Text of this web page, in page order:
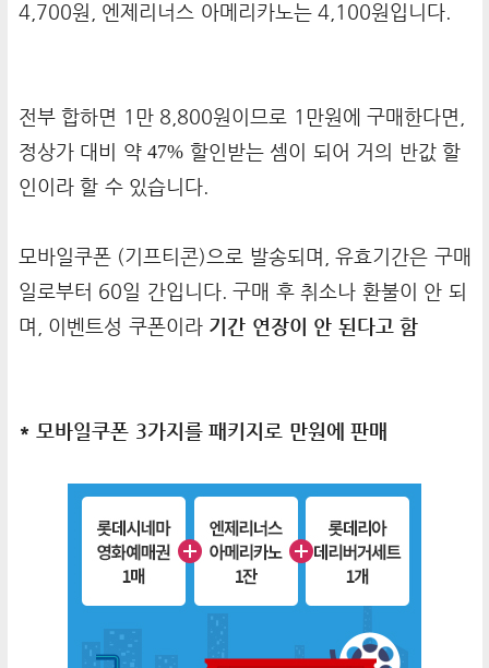
4,700원, 엔제리너스 아메리카노는 4,100원입니다.
전부 합하면 1만 8,800원이므로 1만원에 구매한다면,
정상가 대비 약47% 할인받는 셈이 되어 거의 반값 할
인이라 할 수 있습니다.
모바일쿠폰 (기프티콘)으로 발송되며, 유효기간은 구매
일로부터 60일 간입니다. 구매 후 취소나 환불이 안 되
며, 이벤트성 쿠폰이라기간 연장이 안 된다고 함
* 모바일쿠폰 3가지를 패키지로 만원에 판매